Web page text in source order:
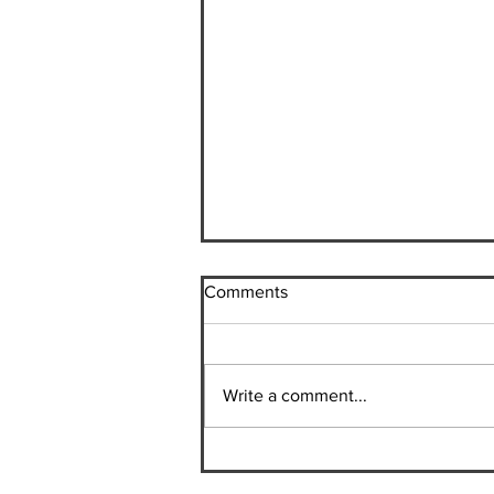
卒業旅行その1
今から卒業旅行その１に行って
ダとロンドンです どんだけパリ
に行くのかと。 ここまでパリ好
Comments
Write a comment...